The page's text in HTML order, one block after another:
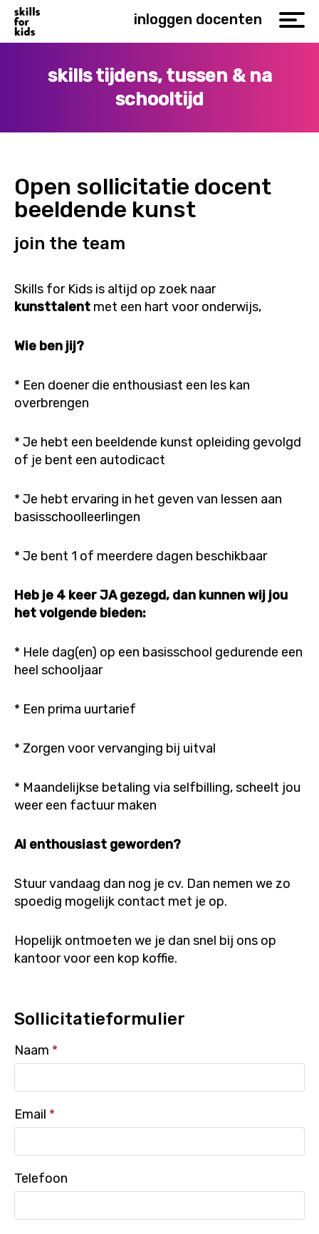
inloggen docenten
skills tijdens, tussen & na
schooltijd
Open sollicitatie docent
beeldende kunst
join the team
Skills for Kids is altijd op zoek naar
kunsttalent met een hart voor onderwijs,
Wie ben jij?
* Een doener die enthousiast een les kan
overbrengen
* Je hebt een beeldende kunst opleiding gevolgd
of je bent een autodicact
* Je hebt ervaring in het geven van lessen aan
basisschoolleerlingen
* Je bent 1 of meerdere dagen beschikbaar
Heb je 4 keer JA gezegd, dan kunnen wij jou
het volgende bieden:
* Hele dag(en) op een basisschool gedurende een
heel schooljaar
* Een prima uurtarief
* Zorgen voor vervanging bij uitval
* Maandelijkse betaling via selfbilling, scheelt jou
weer een factuur maken
Al enthousiast geworden?
Stuur vandaag dan nog je cv. Dan nemen we zo
spoedig mogelijk contact met je op.
Hopelijk ontmoeten we je dan snel bij ons op
kantoor voor een kop koffie.
Sollicitatieformulier
Naam *
Email *
Telefoon